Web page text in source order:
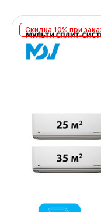
Скидка 10% при